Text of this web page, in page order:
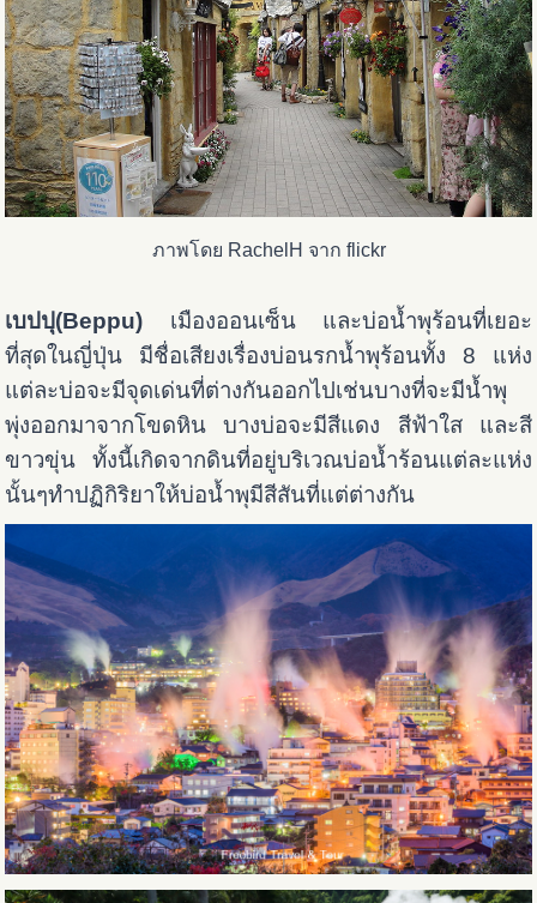
ภาพโดย RachelH จาก flickr
เบปปุ(Beppu) เมืองออนเซ็น และบ่อน้ำพุร้อนที่เยอะ
ที่สุดในญี่ปุ่น มีชื่อเสียงเรื่องบ่อนรกน้ำพุร้อนทั้ง 8 แห่ง
แต่ละบ่อจะมีจุดเด่นที่ต่างกันออกไปเช่นบางที่จะมีน้ำพุ
พุ่งออกมาจากโขดหิน บางบ่อจะมีสีแดง สีฟ้าใส และสี
ขาวขุ่น ทั้งนี้เกิดจากดินที่อยู่บริเวณบ่อน้ำร้อนแต่ละแห่ง
นั้นๆทำปฏิกิริยาให้บ่อน้ำพุมีสีสันที่แต่ต่างกัน